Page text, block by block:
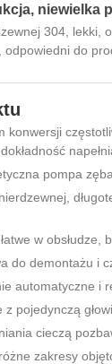
niewielka
304, lekki,
odpowiedni do
konwersji
pompa
w
do demontażu i
automatyczne i
pojedynczą
cieczą
zakresy